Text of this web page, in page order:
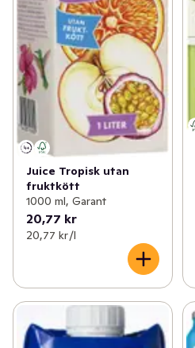
Juice Tropisk utan
fruktkött
1000 ml, Garant
20,77 kr
20,77 kr /l